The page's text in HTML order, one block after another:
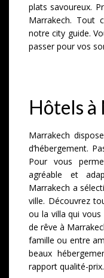
plats savoureux.
Marrakech. Tout
notre city guide.
passer pour vos
Hôtels à
Marrakech
d’hébergement.
Pour vous
agréable et
Marrakech a
ville. Découvrez
ou la villa qui
de rêve à
famille ou entre
beaux
rapport qualité-prix.